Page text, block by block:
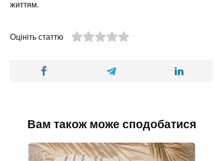
життям.
Оцініть статтю
Вам також може сподобатися